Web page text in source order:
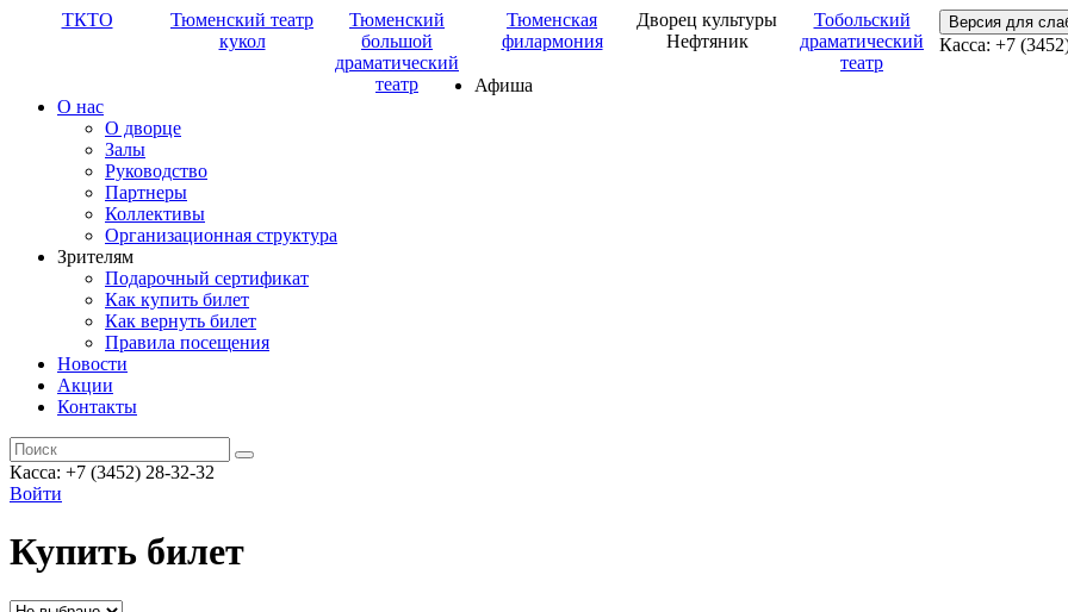
ТКТО
Тюменский театр
кукол
Тюменский
большой
драматический
театр
Тюменская
филармония
Дворец культуры
Нефтяник
Тобольский
драматический
театр
Версия для
Касса: +7
Афиша
О нас
О дворце
Залы
Руководство
Партнеры
Коллективы
Организационная структура
Зрителям
Подарочный сертификат
Как купить билет
Как вернуть билет
Правила посещения
Новости
Акции
Контакты
Касса: +7 (3452) 28-32-32
Войти
Купить билет